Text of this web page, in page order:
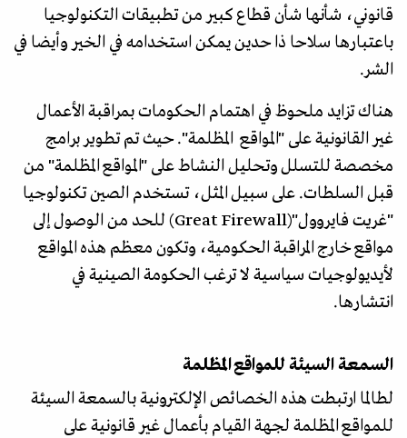
قانوني، شأنها شأن قطاع كبير من تطبيقات التكنولوجيا
باعتبارها سلاحا ذا حدين يمكن استخدامه في الخير وأيضا في
الشر.
هناك تزايد ملحوظ في اهتمام الحكومات بمراقبة الأعمال
غير القانونية على "المواقع المظلمة". حيث تم تطوير برامج
مخصصة للتسلل وتحليل النشاط على "المواقع المظلمة" من
قبل السلطات. على سبيل المثل، تستخدم الصين تكنولوجيا
"غريت فايروول"(Great Firewall) للحد من الوصول إلى
مواقع خارج المراقبة الحكومية، وتكون معظم هذه المواقع
لأيديولوجيات سياسية لا ترغب الحكومة الصينية في
انتشارها.
السمعة السيئة للمواقع المظلمة
لطالما ارتبطت هذه الخصائص الإلكترونية بالسمعة السيئة
للمواقع المظلمة لجهة القيام بأعمال غير قانونية على